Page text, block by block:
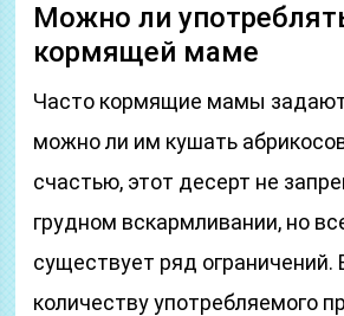
Можно ли
кормящей маме
Часто кормящие мамы
можно ли им кушать
счастью, этот десерт не
грудном вскармливании, но
существует ряд ограничений.
количеству употребляемого